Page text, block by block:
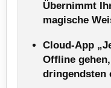
Übernimmt
magische
Cloud-App
Offline
dringendsten